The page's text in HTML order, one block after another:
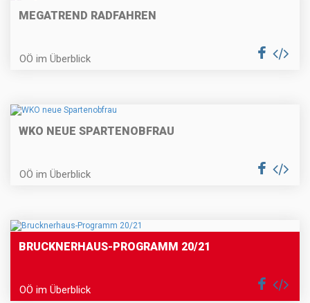
MEGATREND RADFAHREN
OÖ im Überblick
WKO NEUE SPARTENOBFRAU
OÖ im Überblick
BRUCKNERHAUS-PROGRAMM 20/21
OÖ im Überblick